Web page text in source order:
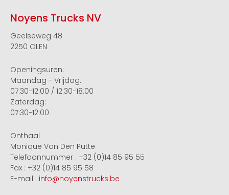
Noyens Trucks NV
Geelseweg 48
2250 OLEN
Openingsuren:
Maandag - Vrijdag:
07:30-12:00 / 12:30-18:00
Zaterdag:
07:30-12:00
Onthaal
Monique Van Den Putte
Telefoonnummer : +32 (0)14 85 95 55
Fax : +32 (0)14 85 95 58
E-mail : info@noyenstrucks.be